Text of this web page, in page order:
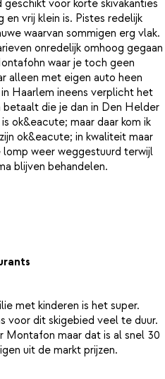
voor korte skivakanties
vrij klein is. Pistes redelijk
waarvan sommigen erg vlak.
onredelijk omhoog gegaan
waar je toch geen
alleen met eigen auto heen
Haarlem ineens verplicht het
die je dan in Den Helder
ok&eacute; maar daar kom ik
ok&eacute; in kwaliteit maar
weer weggestuurd terwijl
met kinderen is het super.
voor dit skigebied veel te duur.
Montafon maar dat is al snel 30